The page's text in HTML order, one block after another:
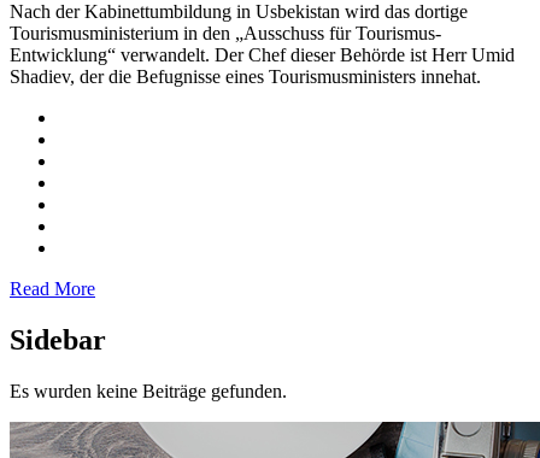
Nach der Kabinettumbildung in Usbekistan wird das dortige
Tourismusministerium in den „Ausschuss für Tourismus-
Entwicklung“ verwandelt. Der Chef dieser Behörde ist Herr Umid
Shadiev, der die Befugnisse eines Tourismusministers innehat.
Read More
Sidebar
Es wurden keine Beiträge gefunden.